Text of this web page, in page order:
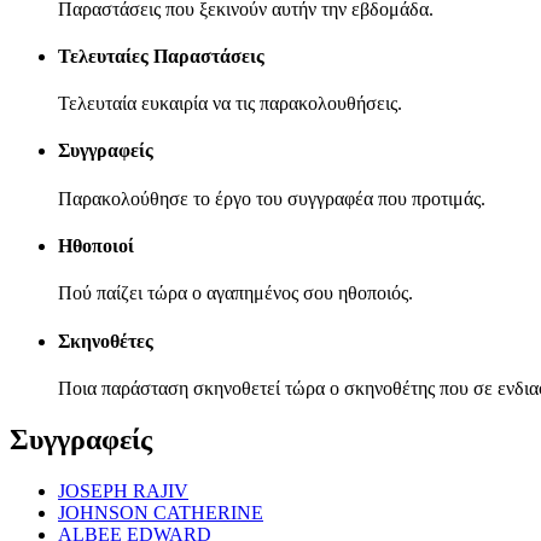
Παραστάσεις που ξεκινούν αυτήν την εβδομάδα.
Τελευταίες Παραστάσεις
Τελευταία ευκαιρία να τις παρακολουθήσεις.
Συγγραφείς
Παρακολούθησε το έργο του συγγραφέα που προτιμάς.
Ηθοποιοί
Πού παίζει τώρα ο αγαπημένος σου ηθοποιός.
Σκηνοθέτες
Ποια παράσταση σκηνοθετεί τώρα ο σκηνοθέτης που σε
Συγγραφείς
JOSEPH RAJIV
JOHNSON CATHERINE
ALBEE EDWARD